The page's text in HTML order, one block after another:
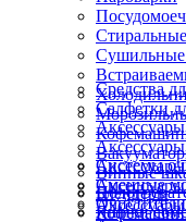
Винные
Ящики
Блендеры
Системы
Сменные
Аксессуары
Средства
Салфетки